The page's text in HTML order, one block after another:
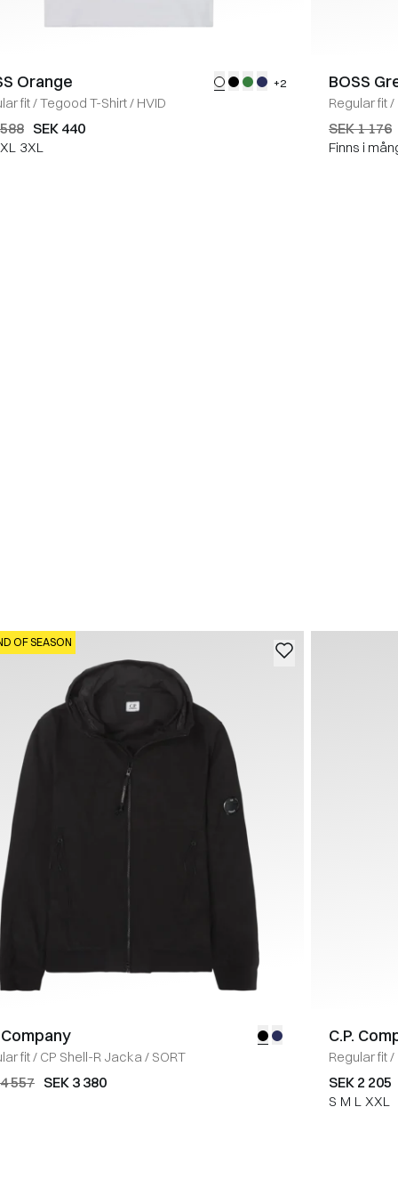
Orange +2
fit/Tegood T-Shirt/ HVID
SEK 440
3XL
BOSS
Regular fit/
SEK 1 176
Finns i
OF SEASON
Company
fit/ CP Shell-R Jacka / SORT
557 SEK 3 380
C.P.
Regular fit/
Sweatshirt
SEK 2 205
S M L XXL